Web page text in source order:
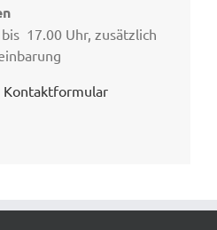
17.00 Uhr, zusätzlich
Kontaktformular